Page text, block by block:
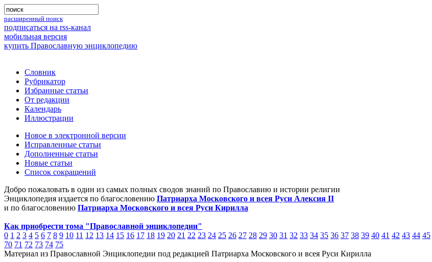
расширенный поиск
подписаться на rss-канал
мобильная версия
купить Православную энциклопедию
Словник
Рубрикатор
Избранные статьи
От редакции
Календарь
Иллюстрации
Новое в электронной версии
Исправленные статьи
Дополненные статьи
Новые статьи
Список сокращений
Добро пожаловать в один из самых полных сводов знаний по Православию и истории религии
Энциклопедия издается по благословению Патриарха Московского и всея Руси Алексия II
и по благословению Патриарха Московского и всея Руси Кирилла
Как приобрести тома "Православной энциклопедии"
0 1 2 3 4 5 6 7 8 9 10 11 12 13 14 15 16 17 18 19 20 21 22 23 24 25 26 27 28 29 30 31 32 33 34 35 36 37 38 39 40 41 42 43 44 45
70 71 72 73 74 75
Материал из Православной Энциклопедии под редакцией Патриарха Московского и всея Руси Кирилла